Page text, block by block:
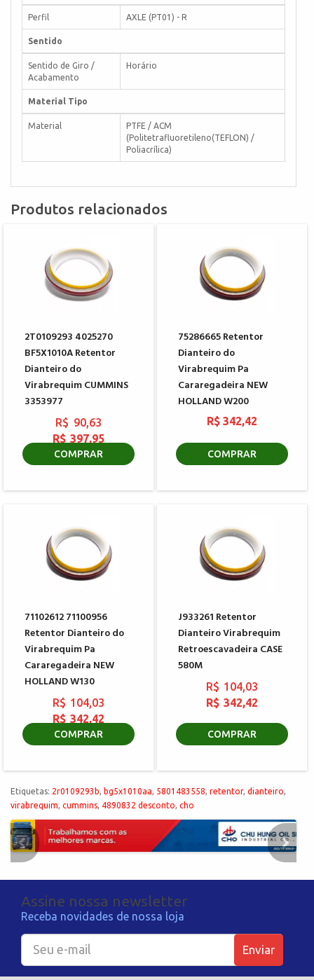
Perfil AXLE (PT01) - R
Sentido
Sentido de Giro /
Acabamento
Horário
Material Tipo
Material
PTFE / ACM
(Politetrafluoretileno(TEFLON) /
Poliacrílica)
Produtos relacionados
2T0109293 4025270
BF5X1010A Retentor
Dianteiro do
Virabrequim CUMMINS
3353977
R$ 90,63
R$ 397,95
COMPRAR
75286665 Retentor
Dianteiro do
Virabrequim Pa
Cararegadeira NEW
HOLLAND W200
R$ 342,42
COMPRAR
71102612 71100956
Retentor Dianteiro do
Virabrequim Pa
Cararegadeira NEW
HOLLAND W130
R$ 104,03
R$ 342,42
COMPRAR
J933261 Retentor
Dianteiro Virabrequim
Retroescavadeira CASE
580M
R$ 104,03
R$ 342,42
COMPRAR
Etiquetas: 2r0109293b, bg5x1010aa, 5801483558, retentor, dianteiro,
virabrequim, cummins, 4890832 desconto, cho
Assine nossa newsletter
Receba novidades de nossa loja
Enviar